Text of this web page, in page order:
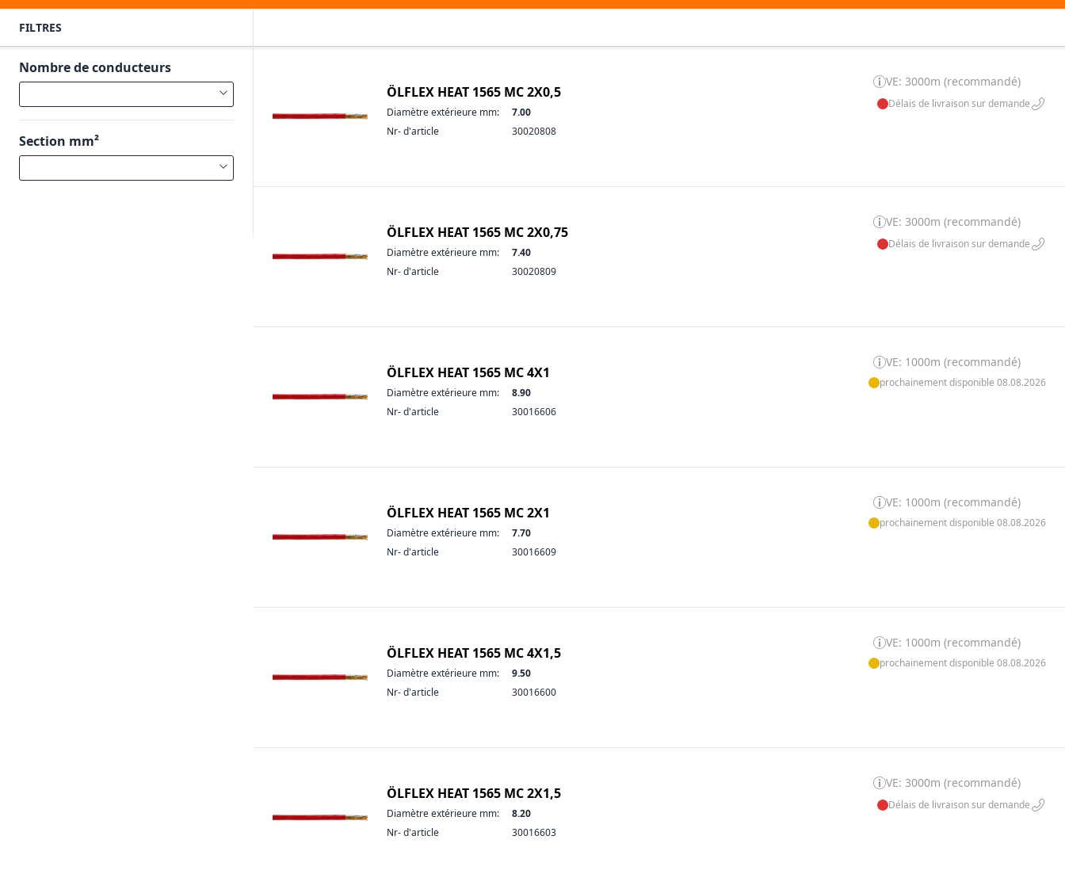
ÖLFLEX HEAT 1565 MC 2X0,5
Diamètre extérieure mm:
7.00
Nr- d'article
30020808
VE: 3000m (recommandé)
Délais de livraison sur demande
ÖLFLEX HEAT 1565 MC 2X0,75
Diamètre extérieure mm:
7.40
Nr- d'article
30020809
VE: 3000m (recommandé)
Délais de livraison sur demande
ÖLFLEX HEAT 1565 MC 4X1
Diamètre extérieure mm:
8.90
Nr- d'article
30016606
VE: 1000m (recommandé)
prochainement disponible 08.08.2026
ÖLFLEX HEAT 1565 MC 2X1
Diamètre extérieure mm:
7.70
Nr- d'article
30016609
VE: 1000m (recommandé)
prochainement disponible 08.08.2026
ÖLFLEX HEAT 1565 MC 4X1,5
Diamètre extérieure mm:
9.50
Nr- d'article
30016600
VE: 1000m (recommandé)
prochainement disponible 08.08.2026
ÖLFLEX HEAT 1565 MC 2X1,5
Diamètre extérieure mm:
8.20
Nr- d'article
30016603
VE: 3000m (recommandé)
Délais de livraison sur demande
FILTRES
Nombre de conducteurs
Section mm²